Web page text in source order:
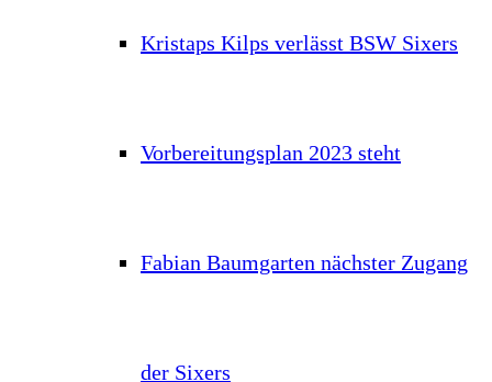
Kristaps Kilps verlässt BSW Sixers
Vorbereitungsplan 2023 steht
Fabian Baumgarten nächster Zugang
der Sixers